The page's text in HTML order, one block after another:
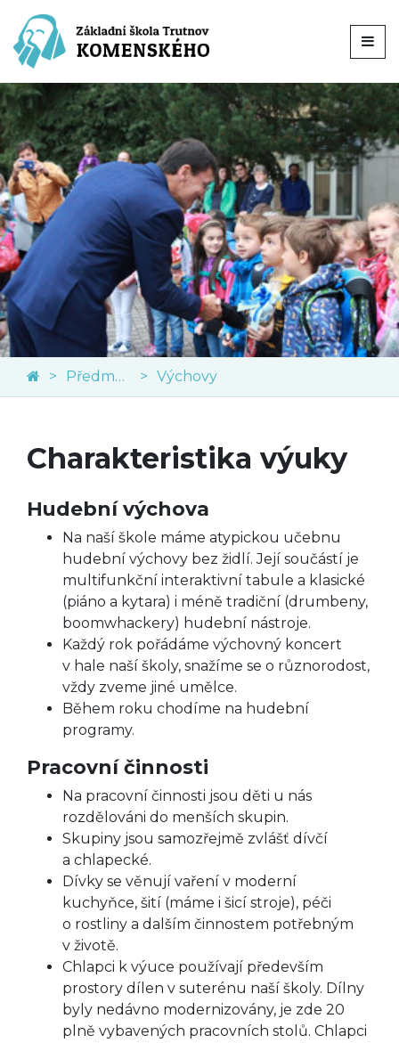
Předměty Výchovy
Charakteristika výuky
Hudební výchova
Na naší škole máme atypickou učebnu
hudební výchovy bez židlí. Její součástí je
multifunkční interaktivní tabule a klasické
(piáno a kytara) i méně tradiční (drumbeny,
boomwhackery) hudební nástroje.
Každý rok pořádáme výchovný koncert
v hale naší školy, snažíme se o různorodost,
vždy zveme jiné umělce.
Během roku chodíme na hudební
programy.
Pracovní činnosti
Na pracovní činnosti jsou děti u nás
rozdělováni do menších skupin.
Skupiny jsou samozřejmě zvlášť dívčí
a chlapecké.
Dívky se věnují vaření v moderní
kuchyňce, šití (máme i šicí stroje), péči
o rostliny a dalším činnostem potřebným
v životě.
Chlapci k výuce používají především
prostory dílen v suterénu naší školy. Dílny
byly nedávno modernizovány, je zde 20
plně vybavených pracovních stolů. Chlapci